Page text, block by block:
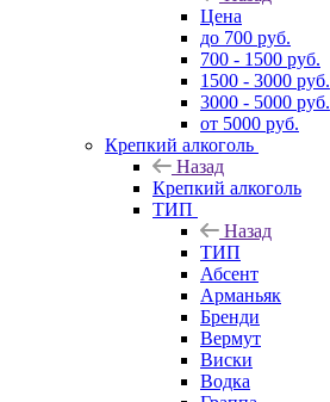
Цена
до 700 руб.
700 - 1500 руб.
1500 - 3000 руб.
3000 - 5000 руб.
от 5000 руб.
Крепкий алкоголь
Назад
Крепкий алкоголь
ТИП
Назад
ТИП
Абсент
Арманьяк
Бренди
Вермут
Виски
Водка